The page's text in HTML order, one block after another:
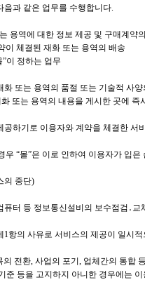
음과 같은 업무를 수행합니다.
용역에 대한 정보 제공 및 구매계약
이 체결된 재화 또는 용역의 배송
이 정하는 업무
화 또는 용역의 품절 또는 기술적 사
또는 용역의 내용을 게시한 곳에 즉
공하기로 이용자와 계약을 체결한 서
“몰”은 이로 인하여 이용자가 입은
의 중단)
퓨터 등 정보통신설비의 보수점검․
1항의 사유로 서비스의 제공이 일시
전환, 사업의 포기, 업체간의 통합
준 등을 고지하지 아니한 경우에는